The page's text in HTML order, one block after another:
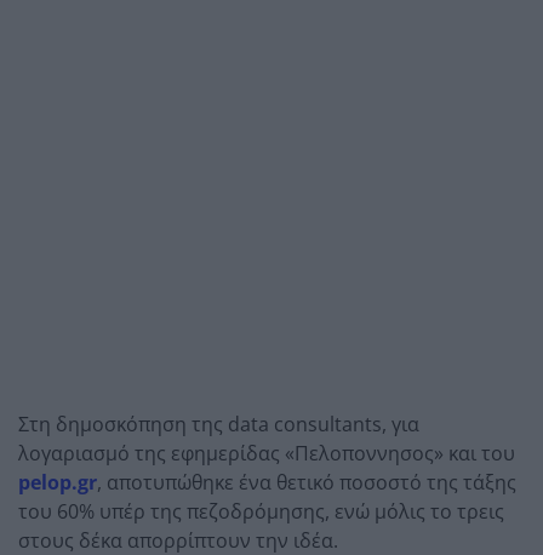
Στη δημοσκόπηση της data consultants, για
λογαριασμό της εφημερίδας «Πελοποννησος» και του
pelop.gr, αποτυπώθηκε ένα θετικό ποσοστό της τάξης
του 60% υπέρ της πεζοδρόμησης, ενώ μόλις το τρεις
στους δέκα απορρίπτουν την ιδέα.